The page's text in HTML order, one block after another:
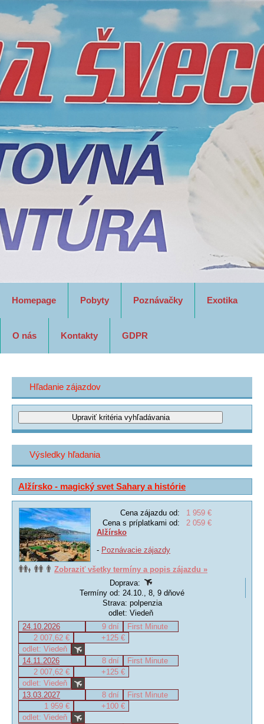
Homepage Pobyty Poznávačky Exotika
O nás Kontakty GDPR
Hľadanie zájazdov
Výsledky hľadania
Alžírsko - magický svet Sahary a histórie
Cena zájazdu od:
1 959 €
Cena s príplatkami od:
2 059 €
Alžírsko
- Poznávacie zájazdy
Zobraziť všetky termíny a popis zájazdu »
Doprava:
Termíny od: 24.10., 8, 9 dňové
Strava: polpenzia
odlet: Viedeň
24.10.2026
9 dní
First Minute
2 007,62 €
+125 €
odlet: Viedeň
14.11.2026
8 dní
First Minute
2 007,62 €
+125 €
odlet: Viedeň
13.03.2027
8 dní
First Minute
1 959 €
+100 €
odlet: Viedeň